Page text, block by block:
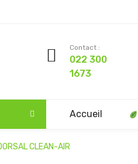
Contact :
022 300
1673
Accueil
CLEAN-AIR